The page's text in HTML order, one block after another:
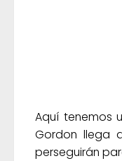
Aquí tenemos
Gordon llega
perseguirán